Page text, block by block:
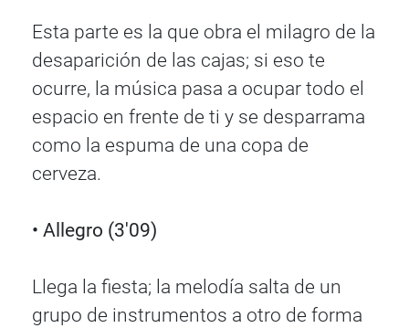
Esta parte es la que obra el milagro de la
desaparición de las cajas; si eso te
ocurre, la música pasa a ocupar todo el
espacio en frente de ti y se desparrama
como la espuma de una copa de
cerveza.
• Allegro (3'09)
Llega la fiesta; la melodía salta de un
grupo de instrumentos a otro de forma